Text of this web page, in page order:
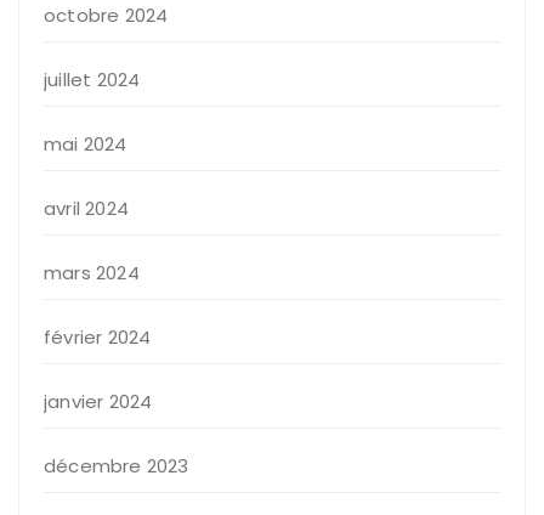
octobre 2024
juillet 2024
mai 2024
avril 2024
mars 2024
février 2024
janvier 2024
décembre 2023